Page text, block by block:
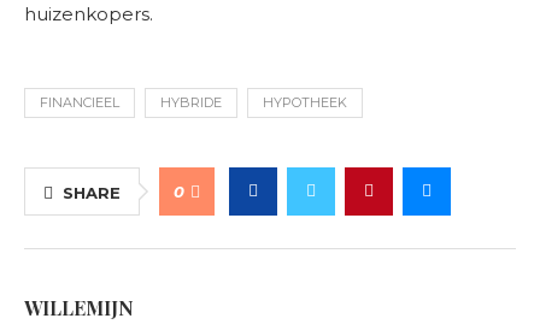
huizenkopers.
FINANCIEEL HYBRIDE HYPOTHEEK
SHARE 0
WILLEMIJN